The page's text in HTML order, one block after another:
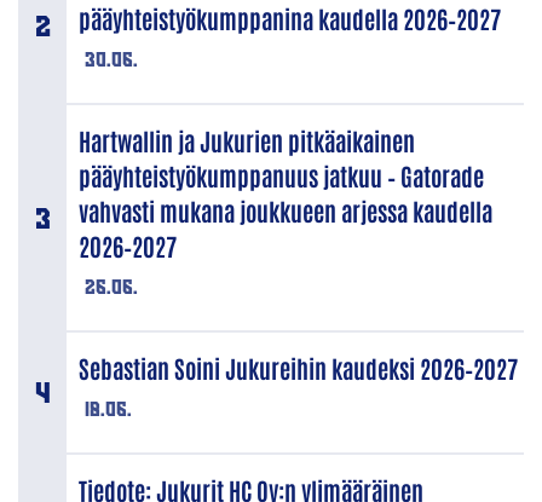
30.06.
pääyhteistyökumppanina kaudella 2026–2027
26.06.
Hartwallin ja Jukurien pitkäaikainen
pääyhteistyökumppanuus jatkuu – Gatorade
vahvasti mukana joukkueen arjessa kaudella
2026–2027
18.06.
Sebastian Soini Jukureihin kaudeksi 2026–2027
Tiedote: Jukurit HC Oy:n ylimääräinen